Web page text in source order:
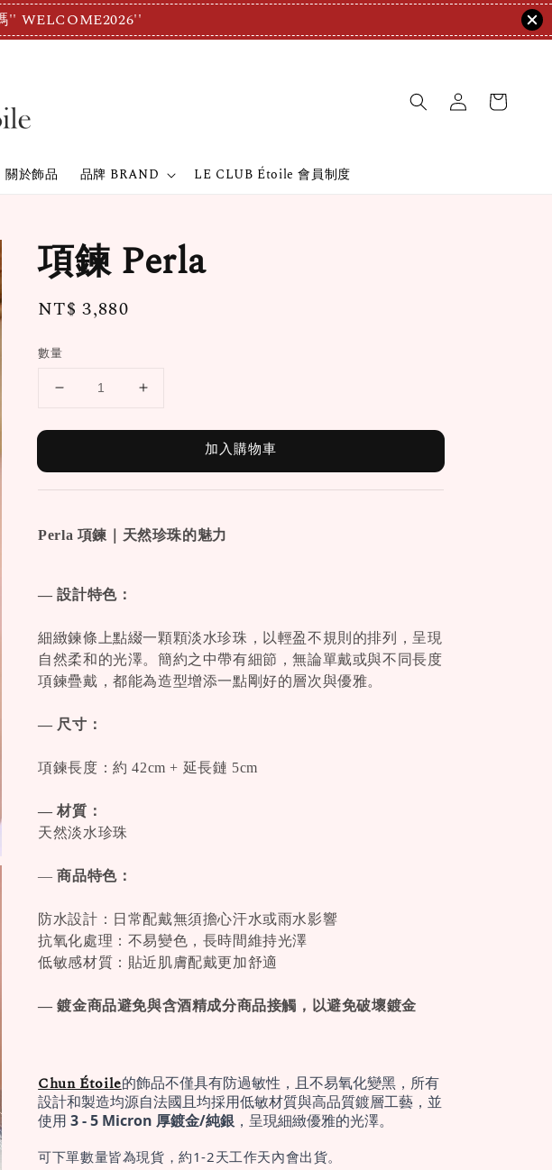
'' WELCOME2026''
關於飾品 品牌 BRAND LE CLUB Étoile 會員制度
項鍊 Perla
Regular
NT$ 3,880
數量
加入購物車
Perla 項鍊｜天然珍珠的魅力
— 設計特色：
細緻鍊條上點綴一顆顆淡水珍珠，以輕盈不規則的排列，呈現
自然柔和的光澤。簡約之中帶有細節，無論單戴或與不同長度
項鍊疊戴，都能為造型增添一點剛好的層次與優雅。
— 尺寸：
項鍊長度：約 42cm + 延長鏈 5cm
— 材質：
天然淡水珍珠
—商品特色：
防水設計：日常配戴無須擔心汗水或雨水影響
抗氧化處理：不易變色，長時間維持光澤
低敏感材質：貼近肌膚配戴更加舒適
— 鍍金商品避免與含酒精成分商品接觸，以避免破壞鍍金
Chun Étoile的飾品不僅具有防過敏性，且不易氧化變黑，所有
設計和製造均源自法國且均採用低敏材質與高品質鍍層工藝，並
使用 3 - 5 Micron 厚鍍金/純銀，呈現細緻優雅的光澤。
可下單數量皆為現貨，約1-2天工作天內會出貨。